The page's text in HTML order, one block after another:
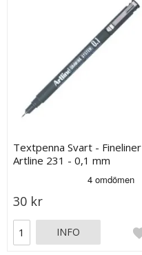
Textpenna Svart - Fineliner
Artline 231 - 0,1 mm
30 kr
INFO